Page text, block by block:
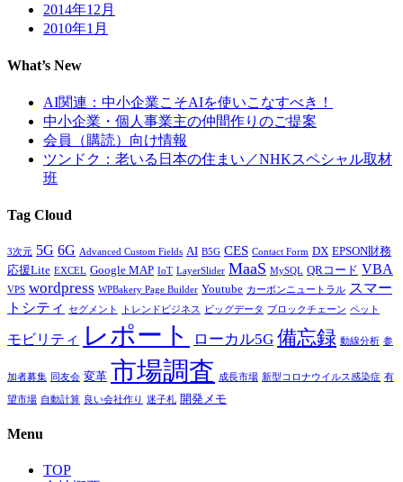
2014年12月
2010年1月
What’s New
AI関連：中小企業こそAIを使いこなすべき！
中小企業・個人事業主の仲間作りのご提案
会員（購読）向け情報
ツンドク：老いる日本の住まい／NHKスペシャル取材
班
Tag Cloud
3次元 5G 6G Advanced Custom Fields AI B5G CES Contact Form DX EPSON財務
応援Lite EXCEL Google MAP IoT LayerSlider MaaS MySQL QRコード VBA
VPS wordpress WPBakery Page Builder Youtube カーボンニュートラル スマー
トシティ
セグメント トレンドビジネス ビッグデータ ブロックチェーン ペット
モビリティ レポート ローカル5G 備忘録 動線分析 参
加者募集 同友会 変革 市場調査 成長市場 新型コロナウイルス感染症 有
望市場 自動計算 良い会社作り 迷子札 開発メモ
Menu
TOP